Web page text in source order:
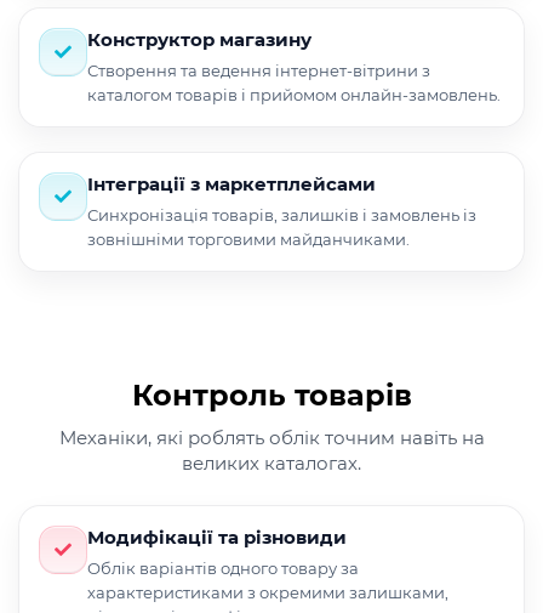
Конструктор магазину
Створення та ведення інтернет-вітрини з
каталогом товарів і прийомом онлайн-замовлень.
Інтеграції з маркетплейсами
Синхронізація товарів, залишків і замовлень із
зовнішніми торговими майданчиками.
Контроль товарів
Механіки, які роблять облік точним навіть на
великих каталогах.
Модифікації та різновиди
Облік варіантів одного товару за
характеристиками з окремими залишками,